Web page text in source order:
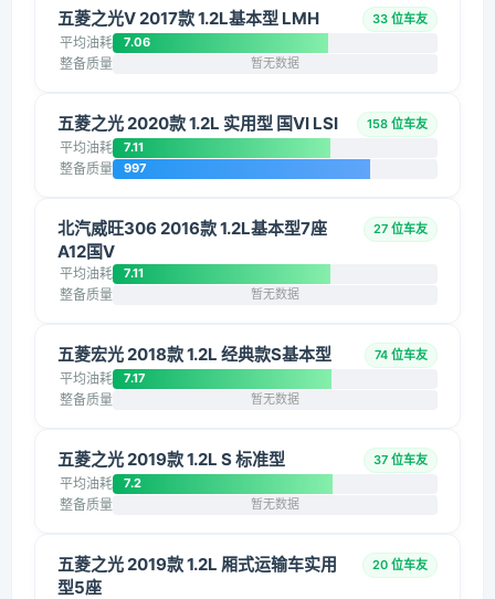
五菱之光V 2017款 1.2L基本型 LMH 33 位车友
平均油耗 7.06
整备质量 暂无数据
五菱之光 2020款 1.2L 实用型 国VI LSI 158 位车友
平均油耗 7.11
整备质量 997
北汽威旺306 2016款 1.2L基本型7座
A12国V
27 位车友
平均油耗 7.11
整备质量 暂无数据
五菱宏光 2018款 1.2L 经典款S基本型 74 位车友
平均油耗 7.17
整备质量 暂无数据
五菱之光 2019款 1.2L S 标准型 37 位车友
平均油耗 7.2
整备质量 暂无数据
五菱之光 2019款 1.2L 厢式运输车实用
型5座
20 位车友